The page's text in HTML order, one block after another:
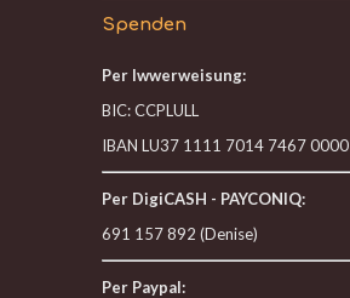
Spenden
Per Iwwerweisung:
BIC: CCPLULL
IBAN LU37 1111 7014 7467 0000
Per DigiCASH - PAYCONIQ:
691 157 892 (Denise)
Per Paypal: